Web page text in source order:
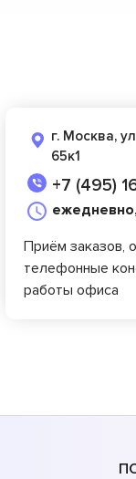
г. Москва,
65к1
+7 (495)
Приём заказов,
телефонные
работы офиса